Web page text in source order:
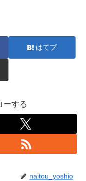
はてブ
ーする
naitou_yoshio